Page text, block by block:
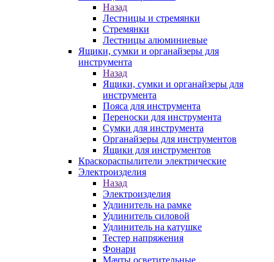
Назад
Лестницы и стремянки
Стремянки
Лестницы алюминиевые
Ящики, сумки и органайзеры для
инструмента
Назад
Ящики, сумки и органайзеры для
инструмента
Пояса для инструмента
Переноски для инструмента
Сумки для инструмента
Органайзеры для инструментов
Ящики для инструментов
Краскораспылители электрические
Электроизделия
Назад
Электроизделия
Удлинитель на рамке
Удлинитель силовой
Удлинитель на катушке
Тестер напряжения
Фонари
Мачты осветительные